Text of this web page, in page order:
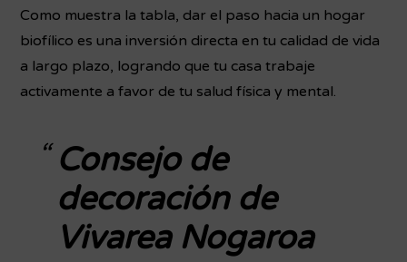
Como muestra la tabla, dar el paso hacia un hogar
biofílico es una inversión directa en tu calidad de vida
a largo plazo, logrando que tu casa trabaje
activamente a favor de tu salud física y mental.
Consejo de
decoración de
Vivarea Nogaroa